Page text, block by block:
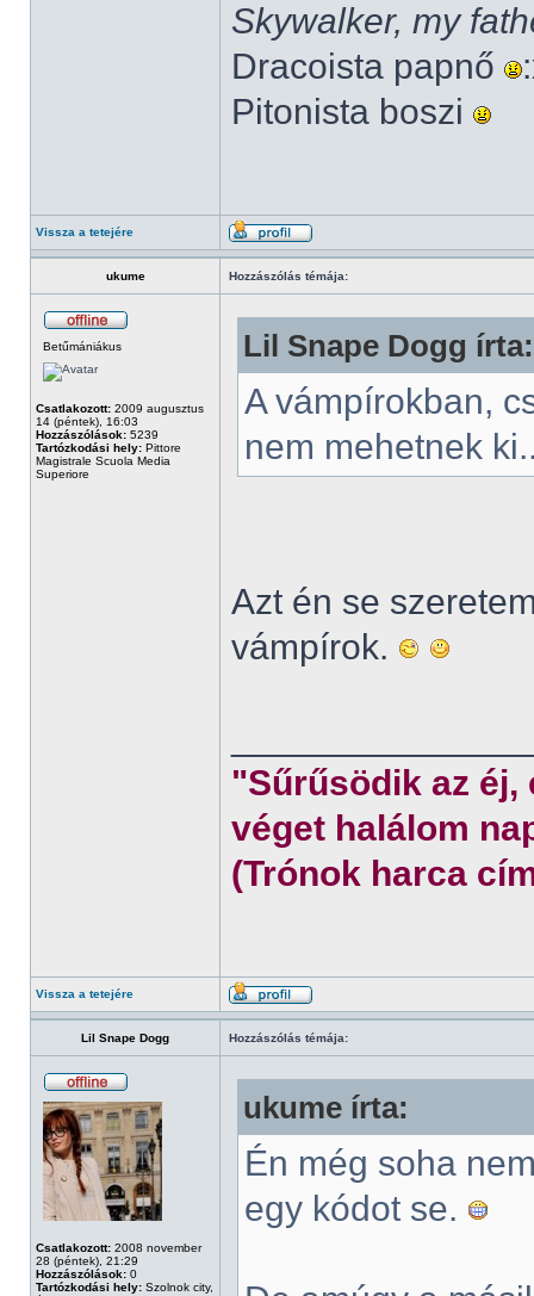
Skywalker, my
Dracoista papnő
Pitonista boszi
Vissza a tetejére
ukume Hozzászólás témája:
Betűmániákus
Csatlakozott: 2009 augusztus
14 (péntek), 16:03
Hozzászólások: 5239
Tartózkodási hely: Pittore
Magistrale Scuola Media
Superiore
Lil Snape Dogg írta:
A vámpírokban,
nem mehetnek
Azt én se
vámpírok.
"Sűrűsödik az éj,
véget halálom
(Trónok harca
Vissza a tetejére
Lil Snape Dogg Hozzászólás témája:
Csatlakozott: 2008 november
28 (péntek), 21:29
Hozzászólások: 0
Tartózkodási hely: Szolnok city,
ukume írta:
Én még soha
egy kódot se.